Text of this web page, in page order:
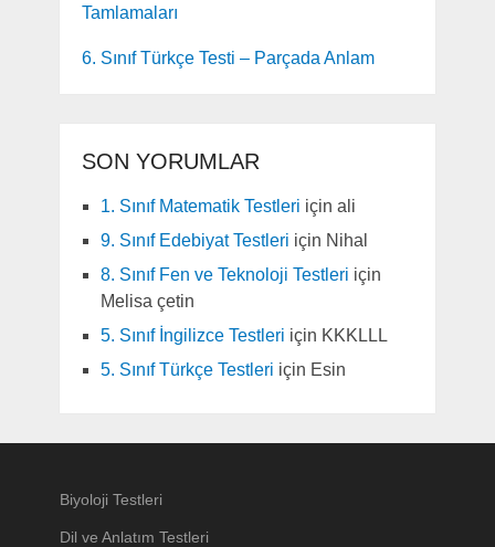
Tamlamaları
6. Sınıf Türkçe Testi – Parçada Anlam
SON YORUMLAR
1. Sınıf Matematik Testleri için ali
9. Sınıf Edebiyat Testleri için Nihal
8. Sınıf Fen ve Teknoloji Testleri için
Melisa çetin
5. Sınıf İngilizce Testleri için KKKLLL
5. Sınıf Türkçe Testleri için Esin
Biyoloji Testleri
Dil ve Anlatım Testleri